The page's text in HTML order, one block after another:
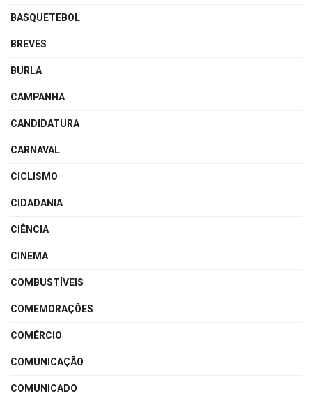
BASQUETEBOL
BREVES
BURLA
CAMPANHA
CANDIDATURA
CARNAVAL
CICLISMO
CIDADANIA
CIÊNCIA
CINEMA
COMBUSTÍVEIS
COMEMORAÇÕES
COMÉRCIO
COMUNICAÇÃO
COMUNICADO